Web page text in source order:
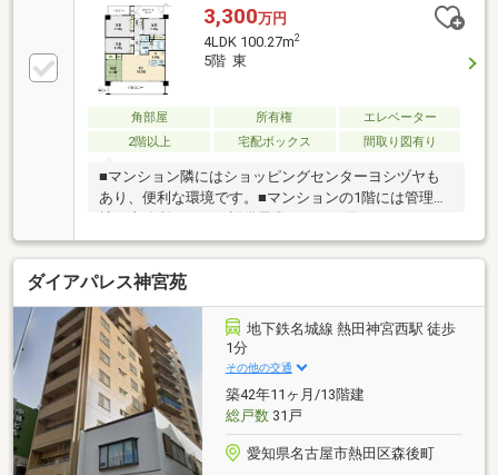
歩約17分■ペット飼育可（飼育細則有）＜ライフイン
フォメーション＞■地下鉄鶴舞線「浄心」駅 徒歩約
15分■名鉄名古屋本線「栄生」 駅 徒歩約17分■ヨシ
ズヤ名西店 徒歩約2分■セブンイレブン 徒歩約5分■
榎小学校 徒歩約10分■天神山中学校 徒歩約10分
3,300万円
4LDK 100.27m2
5階 東
角部屋 所有権
エレベーター
2階以上
宅配ボックス 間取り図有り
■マンション隣にはショッピングセンターヨシヅヤも
あり、便利な環境です。■マンションの1階には管理会
社の事務所があり、設備異常などのお困りごともすぐ
に相談できる環境です。■ペット飼育：可（成長時の
体長50 未満の動物1頭羽以内）■駐車場は自走式で、マ
ンションからそのまま雨に濡れずに駐車場に行けま
す。※修繕積立金改定（2028年1月より14 580円、2033
年1月より18 080円）※【その他専有面積】プライベー
トポーチ面積：9.60㎡
ダイアパレス神宮苑
地下鉄名城線 熱田神宮西駅 徒歩
1分
その他の交通
築42年11ヶ月/13階建
総戸数31戸
愛知県名古屋市熱田区森後町